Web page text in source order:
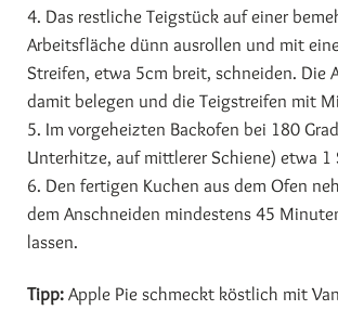
4. Das restliche Teigstück auf einer
Arbeitsfläche dünn ausrollen und mit
Streifen, etwa 5cm breit, schneiden. Die
damit belegen und die Teigstreifen mit
5. Im vorgeheizten Backofen bei 180
Unterhitze, auf mittlerer Schiene) etwa 1
6. Den fertigen Kuchen aus dem Ofen
dem Anschneiden mindestens 45
lassen.
Tipp: Apple Pie schmeckt köstlich mit